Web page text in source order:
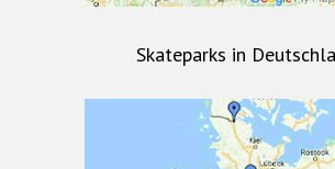
Skateparks in